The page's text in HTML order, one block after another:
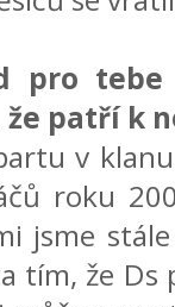
pro
patří k
v
roku
jsme
tím, že